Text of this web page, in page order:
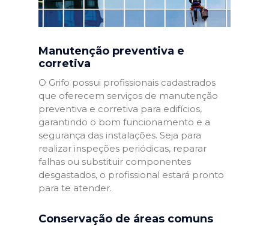
Manutenção preventiva e
corretiva
O Grifo possui profissionais cadastrados
que oferecem serviços de manutenção
preventiva e corretiva para edifícios,
garantindo o bom funcionamento e a
segurança das instalações. Seja para
realizar inspeções periódicas, reparar
falhas ou substituir componentes
desgastados, o profissional estará pronto
para te atender.
Conservação de áreas comuns